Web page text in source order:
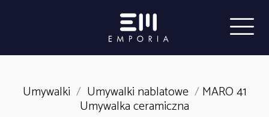
Umywalki / Umywalki nablatowe /MARO 41
Umywalka ceramiczna